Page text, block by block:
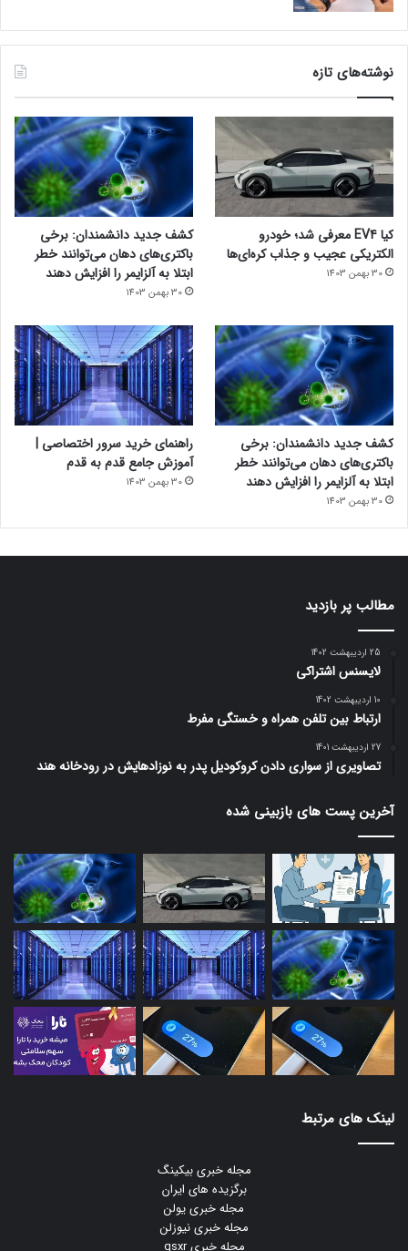
نوشته‌های تازه
کیا EV4 معرفی شد؛ خودرو
الکتریکی عجیب و جذاب کره‌ای‌ها
30 بهمن 1403
کشف جدید دانشمندان: برخی
باکتری‌های دهان می‌توانند خطر
ابتلا به آلزایمر را افزایش دهند
30 بهمن 1403
کشف جدید دانشمندان: برخی
باکتری‌های دهان می‌توانند خطر
ابتلا به آلزایمر را افزایش دهند
30 بهمن 1403
راهنمای خرید سرور اختصاصی |
آموزش جامع قدم به قدم
30 بهمن 1403
مطالب پر بازدید
25 اردیبهشت 1402
لایسنس اشتراکی
10 اردیبهشت 1402
ارتباط بین تلفن همراه و خستگی مفرط
27 اردیبهشت 1401
تصاویری از سواری دادن کروکودیل پدر به نوزادهایش در رودخانه هند
آخرین پست های بازبینی شده
لینک های مرتبط
مجله خبری بیکینگ
برگزیده های ایران
مجله خبری یولن
مجله خبری نیوزلن
مجله خبری gsxr